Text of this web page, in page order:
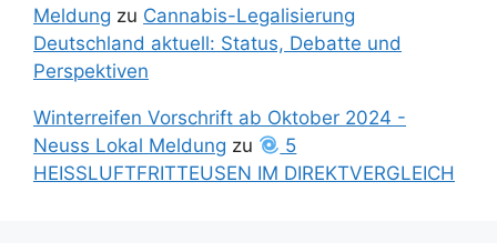
Meldung zu Cannabis-Legalisierung
Deutschland aktuell: Status, Debatte und
Perspektiven
Winterreifen Vorschrift ab Oktober 2024 -
Neuss Lokal Meldung zu
5
HEISSLUFTFRITTEUSEN IM DIREKTVERGLEICH